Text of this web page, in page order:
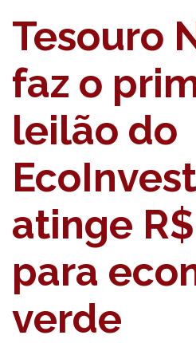
Tesouro
faz o
leilão do
atinge
para
verde